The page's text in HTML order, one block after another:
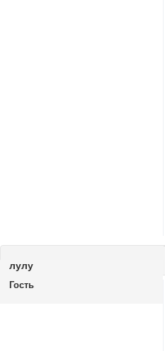
лулу
Гость